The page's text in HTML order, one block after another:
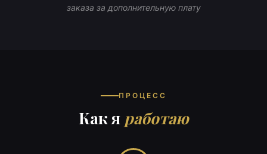
заказа за дополнительную плату
ПРОЦЕСС
Как я работаю